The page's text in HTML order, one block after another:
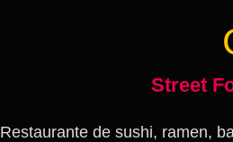
Street
Restaurante de sushi, ramen,